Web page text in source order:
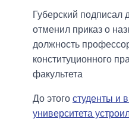
Губерский подписал
отменил приказ о
должность
конституционного
факультета
До этого студенты и
университета